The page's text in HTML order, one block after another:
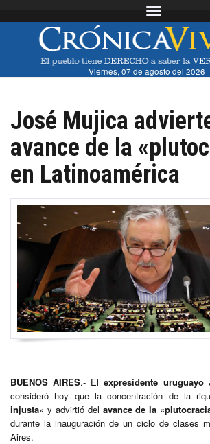
Toggle
Viernes, 07 de agosto del 2026
José Mujica
avance de la
en Latinoamérica
BUENOS AIRES.- Elexpresidente uruguayo
consideró hoy que la concentración de la
injusta» y advirtió del avance de la
durante la inauguración de un ciclo de clases
Aires.